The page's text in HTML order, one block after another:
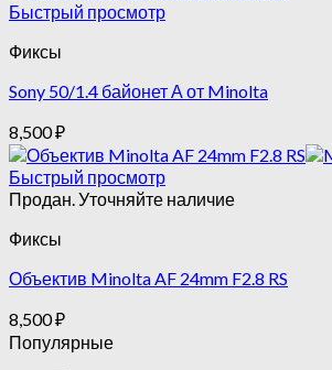
Быстрый просмотр
Фиксы
Sony 50/1.4 байонет А от Minolta
8,500₽
Быстрый просмотр
Продан. Уточняйте наличие
Фиксы
Объектив Minolta AF 24mm F2.8 RS
8,500₽
Популярные